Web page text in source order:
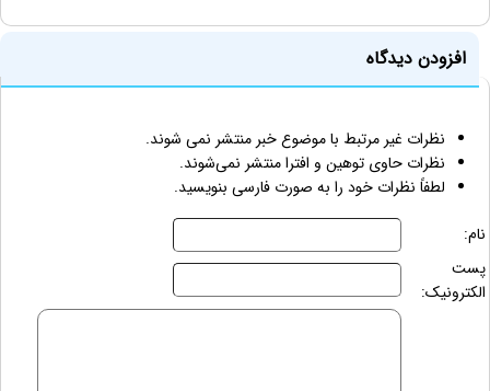
افزودن دیدگاه
نظرات غیر مرتبط با موضوع خبر منتشر نمی شوند.
نظرات حاوی توهین و افترا منتشر نمی‌شوند.
لطفاً نظرات خود را به صورت فارسی بنویسید.
نام:
پست
الکترونیک: